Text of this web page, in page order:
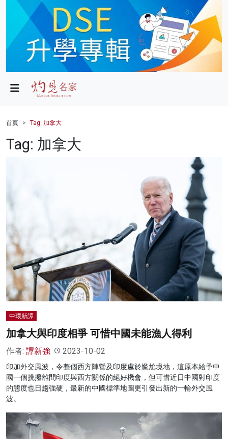
政局
財經
名家榜
灼見活動
關於我們
首頁 Tag: 加拿大
Tag: 加拿大
中環新譚
加拿大與印度相爭 可惜中國未能漁人得利
作者: 譚新強 2023-10-02
印加外交風波，令整個西方陣營及印度處於尷尬境地，這原本給予中
國一個挑撥離間印度與西方關係的絕好機會，但可惜近日中國對印度
的態度也日趨強硬，最新的中國標準地圖更引發出新的一輪外交風
波。